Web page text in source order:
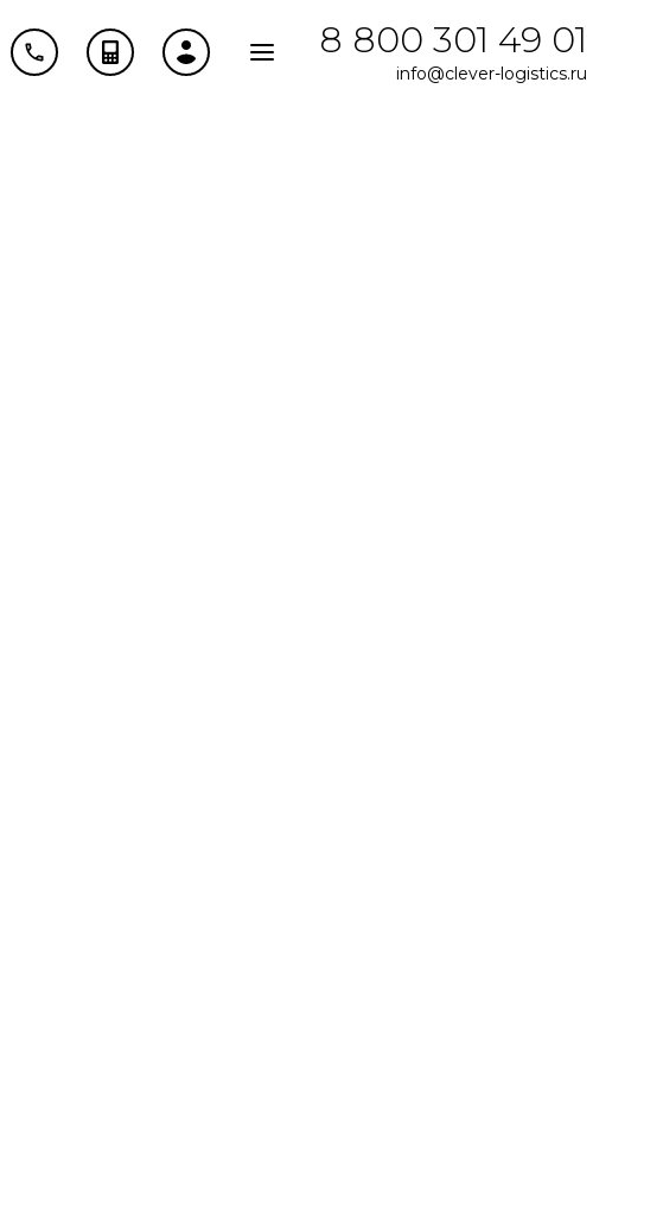
8 800 301 49 01
info@clever-logistics.ru